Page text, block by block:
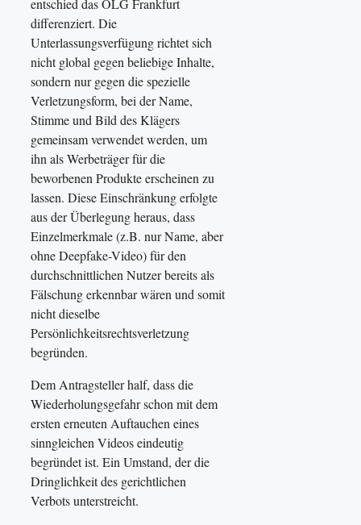
differenziert. Die
Unterlassungsverfügung richtet sich
nicht global gegen beliebige Inhalte,
sondern nur gegen die spezielle
Verletzungsform, bei der Name,
Stimme und Bild des Klägers
gemeinsam verwendet werden, um
ihn als Werbeträger für die
beworbenen Produkte erscheinen zu
lassen. Diese Einschränkung erfolgte
aus der Überlegung heraus, dass
Einzelmerkmale (z.B. nur Name, aber
ohne Deepfake-Video) für den
durchschnittlichen Nutzer bereits als
Fälschung erkennbar wären und somit
nicht dieselbe
Persönlichkeitsrechtsverletzung
begründen.
Dem Antragsteller half, dass die
Wiederholungsgefahr schon mit dem
ersten erneuten Auftauchen eines
sinngleichen Videos eindeutig
begründet ist. Ein Umstand, der die
Dringlichkeit des gerichtlichen
Verbots unterstreicht.